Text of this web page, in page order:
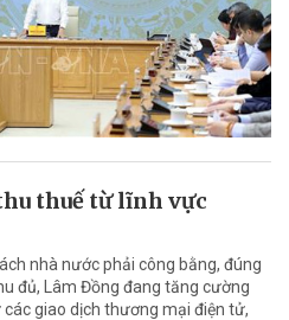
thuế từ lĩnh vực
nhà nước phải công bằng, đúng
đủ, Lâm Đồng đang tăng cường
giao dịch thương mại điện tử,